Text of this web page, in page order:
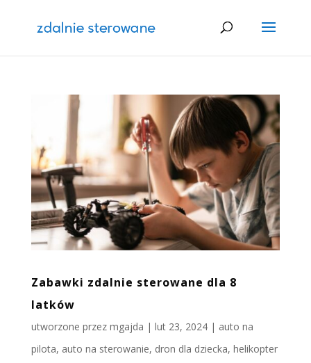
Zabawki zdalnie sterowane dla 8
latków
utworzone przez mgajda | lut 23, 2024| auto na
pilota, auto na sterowanie, dron dla dziecka, helikopter